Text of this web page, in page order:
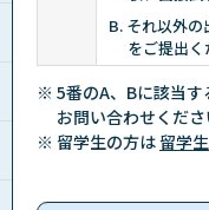
B. それ以外
をご提出く
※ 5番のA、Bに該当す
お問い合わせくださ
※ 留学生の方は留学